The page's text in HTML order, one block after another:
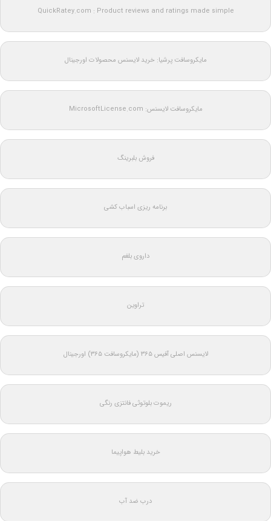
QuickRatey.com : Product reviews and ratings made simple
مایکروسافت پرشیا: خرید لایسنس محصولات اورجینال
مایکروسافت لایسنس: MicrosoftLicense.com
فروش بلبرینگ
برنامه ریزی اسباب کشی
داروی بلغم
تراوین
لایسنس اصلی آفیس ۳۶۵ (مایکروسافت ۳۶۵) اورجینال
ریموت بلوتوثی فانتزی رنگی
خرید بلیط هواپیما
درب ضد آب